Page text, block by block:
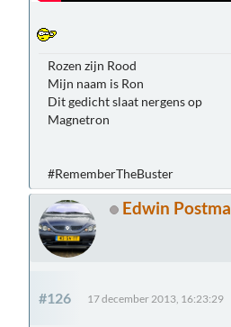
Rozen zijn Rood
Mijn naam is Ron
Dit gedicht slaat nergens op
Magnetron
#RememberTheBuster
Edwin Postma
#126 17 december 2013, 16:23:29